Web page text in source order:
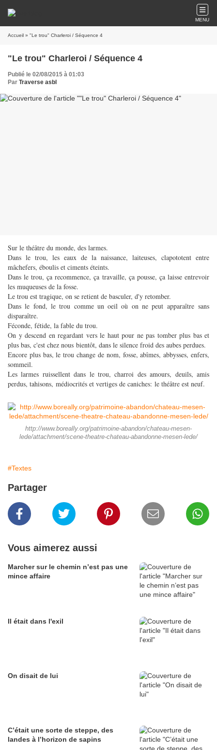
MENU
Accueil » "Le trou" Charleroi / Séquence 4
"Le trou" Charleroi / Séquence 4
Publié le 02/08/2015 à 01:03
Par Traverse asbl
Sur le théâtre du monde, des larmes.
Dans le trou, les eaux de la naissance, laiteuses, clapototent entre
mâchefers, éboulis et ciments éteints.
Dans le trou, ça recommence, ça travaille, ça pousse, ça laisse entrevoir
les muqueuses de la fosse.
Le trou est tragique, on se retient de basculer, d'y retomber.
Dans le fond, le trou comme un oeil où on ne peut apparaître sans
disparaître.
Féconde, fétide, la fable du trou.
On y descend en regardant vers le haut pour ne pas tomber plus bas et
plus bas, c'est chez nous bientôt, dans le silence froid des aubes perdues.
Encore plus bas, le trou change de nom, fosse, abîmes, abbysses, enfers,
sommeil.
Les larmes ruissellent dans le trou, charroi des amours, deuils, amis
perdus, tahisons, médiocrités et vertiges de caniches: le théâtre est neuf.
http://www.boreally.org/patrimoine-abandon/chateau-mesen-
lede/attachment/scene-theatre-chateau-abandonne-mesen-lede/
#Textes
Partager
Vous aimerez aussi
Marcher sur le chemin n’est pas une
mince affaire
Il était dans l'exil
On disait de lui
C’était une sorte de steppe, des
landes à l’horizon de sapins